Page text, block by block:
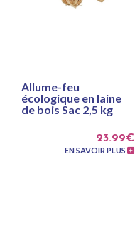
Allume-feu
écologique en laine
de bois Sac 2,5 kg
23.99€
EN SAVOIR PLUS